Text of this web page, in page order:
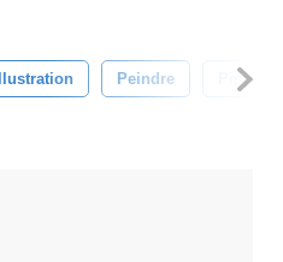
Illustration Peindre Pinceau